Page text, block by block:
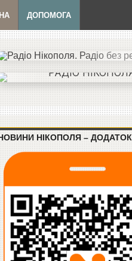
ДОПОМОГА
НІКОПОЛЯ – ДОДАТОК